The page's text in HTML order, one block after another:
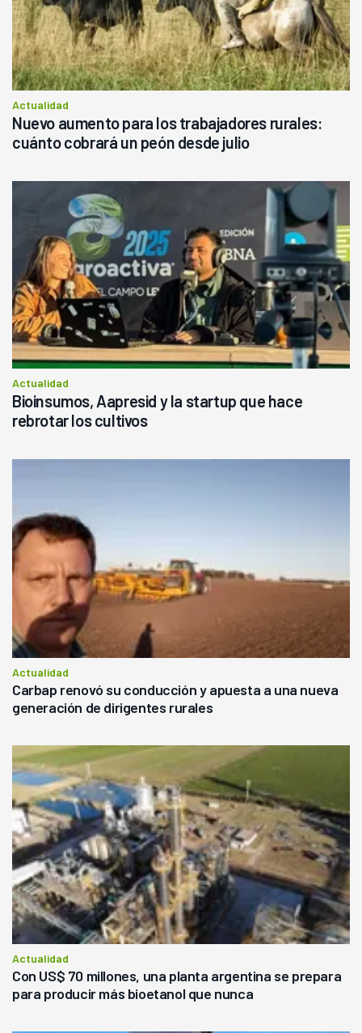
Actualidad
Nuevo aumento para los trabajadores rurales:
cuánto cobrará un peón desde julio
Actualidad
Bioinsumos, Aapresid y la startup que hace
rebrotar los cultivos
Actualidad
Carbap renovó su conducción y apuesta a una nueva
generación de dirigentes rurales
Actualidad
Con US$ 70 millones, una planta argentina se prepara
para producir más bioetanol que nunca